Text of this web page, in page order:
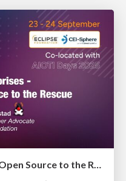
AI in Enterprises - Java and Open Source to the Rescue